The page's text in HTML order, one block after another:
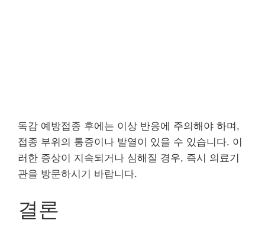
독감 예방접종 후에는 이상 반응에 주의해야 하며,
접종 부위의 통증이나 발열이 있을 수 있습니다. 이
러한 증상이 지속되거나 심해질 경우, 즉시 의료기
관을 방문하시기 바랍니다.
결론